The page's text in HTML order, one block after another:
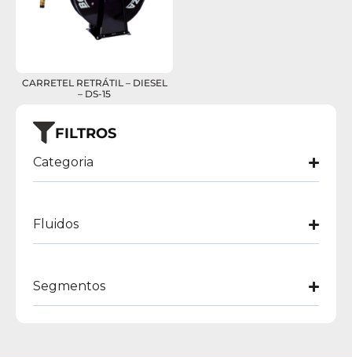
FILTROS
Categoria
Fluidos
Segmentos
CARRETEL RETRÁTIL – DIESEL
– DS-15